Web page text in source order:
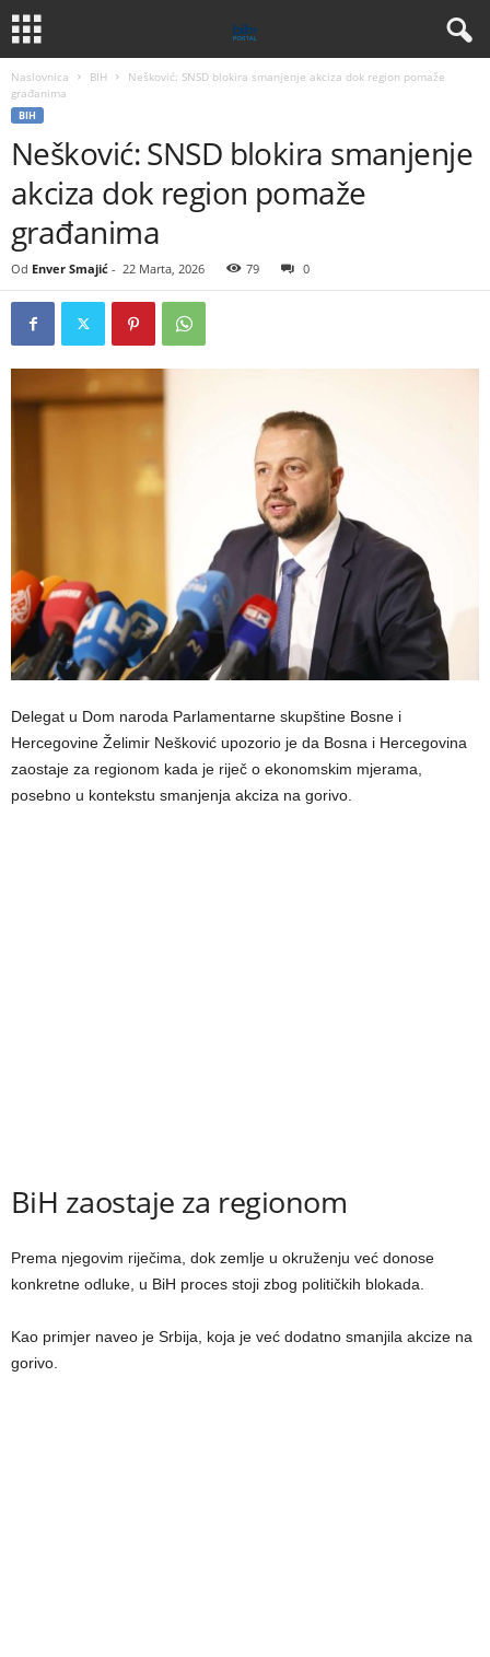
Naslovnica BIH
Nešković: SNSD blokira smanjenje akciza dok region pomaže
građanima
BIH
Nešković: SNSD blokira smanjenje
akciza dok region pomaže
građanima
Od Enver Smajić - 22 Marta, 2026 79 0
Delegat u Dom naroda Parlamentarne skupštine Bosne i
Hercegovine Želimir Nešković upozorio je da Bosna i Hercegovina
zaostaje za regionom kada je riječ o ekonomskim mjerama,
posebno u kontekstu smanjenja akciza na gorivo.
BiH zaostaje za regionom
Prema njegovim riječima, dok zemlje u okruženju već donose
konkretne odluke, u BiH proces stoji zbog političkih blokada.
Kao primjer naveo je Srbija, koja je već dodatno smanjila akcize na
gorivo.